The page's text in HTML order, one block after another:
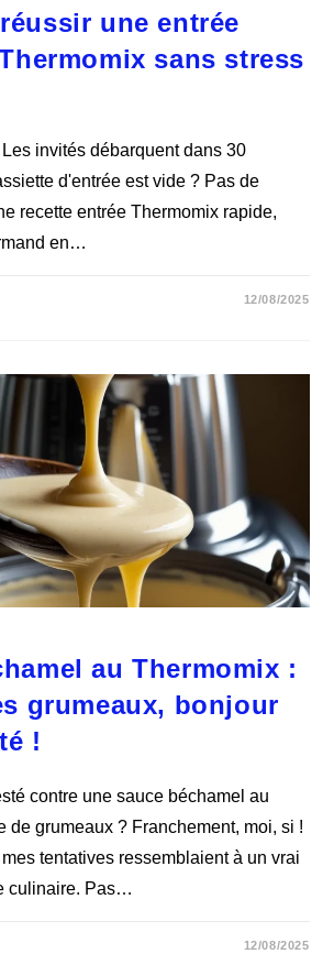
une entrée
sans stress
invités débarquent dans 30
d'entrée est vide ? Pas de
recette entrée Thermomix rapide,
en…
12/08/2025
au Thermomix :
grumeaux, bonjour
!
contre une sauce béchamel au
de grumeaux ? Franchement, moi, si !
tentatives ressemblaient à un vrai
culinaire. Pas…
12/08/2025